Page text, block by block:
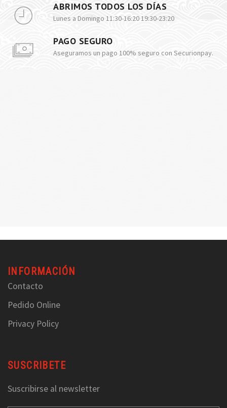
ABRIMOS TODOS LOS DÍAS
Lunes a Domingo 11:30-16:20 19:30-23:20
PAGO SEGURO
Aseguramos un pago 100% seguro con Securionpay.
INFORMACIÓN
Contacto
Pedido Online
Privacy Policy
SUSCRIBETE
Suscribirse al newsletter